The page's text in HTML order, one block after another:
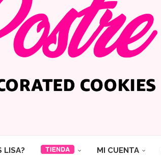
LISA? MI CUENTA